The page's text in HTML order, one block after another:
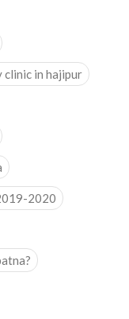
clinic in hajipur
2020